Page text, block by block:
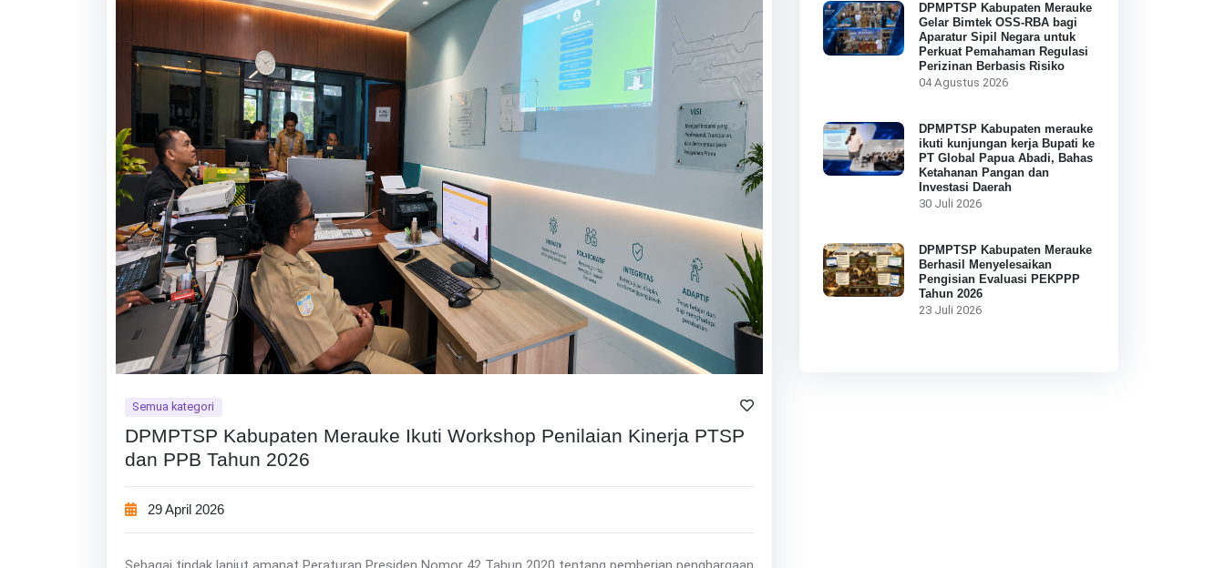
Semua kategori
DPMPTSP Kabupaten Merauke Ikuti Workshop Penilaian Kinerja PTSP
dan PPB Tahun 2026
29 April 2026
DPMPTSP Kabupaten Merauke
Gelar Bimtek OSS-RBA bagi
Aparatur Sipil Negara untuk
Perkuat Pemahaman Regulasi
Perizinan Berbasis Risiko
04 Agustus 2026
DPMPTSP Kabupaten merauke
ikuti kunjungan kerja Bupati ke
PT Global Papua Abadi, Bahas
Ketahanan Pangan dan
Investasi Daerah
30 Juli 2026
DPMPTSP Kabupaten Merauke
Berhasil Menyelesaikan
Pengisian Evaluasi PEKPPP
Tahun 2026
23 Juli 2026